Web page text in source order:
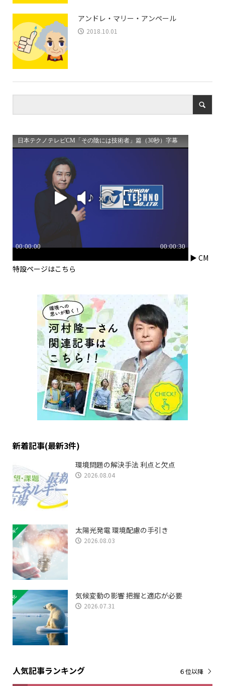
アンドレ・マリー・アンペール
2018.10.01
▶ CM
特設ページはこちら
新着記事(最新3件)
環境問題の解決手法 利点と欠点
2026.08.04
太陽光発電 環境配慮の手引き
2026.08.03
気候変動の影響 把握と適応が必要
2026.07.31
人気記事ランキング ６位以降